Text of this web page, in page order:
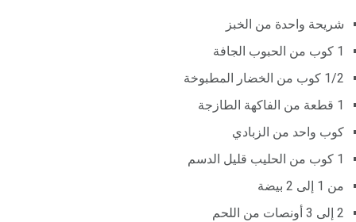
شريحة واحدة من الخبز
1 كوب من الحبوب الجافة
1/2 كوب من الخضار المطبوخة
1 قطعة من الفاكهة الطازجة
كوب واحد من الزبادي
1 كوب من الحليب قليل الدسم
من 1 إلى 2 بيضة
2 إلى 3 أونصات من اللحم